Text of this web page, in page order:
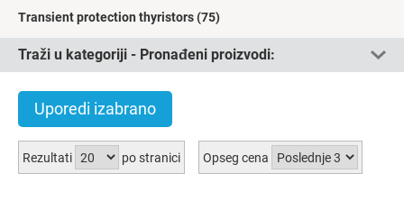
Transient protection thyristors(75)
Traži u kategoriji - Pronađeni proizvodi:
Uporedi izabrano
Rezultati po stranici Opseg cena